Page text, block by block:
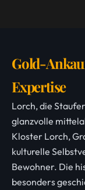
Gold-
Expertise
Lorch, die
glanzvolle
Kloster Lorch,
kulturelle
Bewohner. Die
besonders